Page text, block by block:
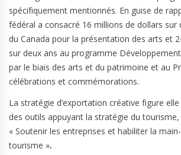
spécifiquement mentionnés. En guise de
fédéral a consacré 16 millions de dollars sur
du Canada pour la présentation des arts et
sur deux ans au programme
par le biais des arts et du patrimoine et au
célébrations et commémorations.
La stratégie d’exportation créative figure
des outils appuyant la stratégie du tourisme,
« Soutenir les entreprises et habiliter la
tourisme ».